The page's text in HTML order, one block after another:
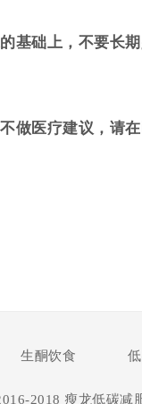
基础上，不要长
做医疗建议，请在
生酮饮食
2018 瘦龙低碳减